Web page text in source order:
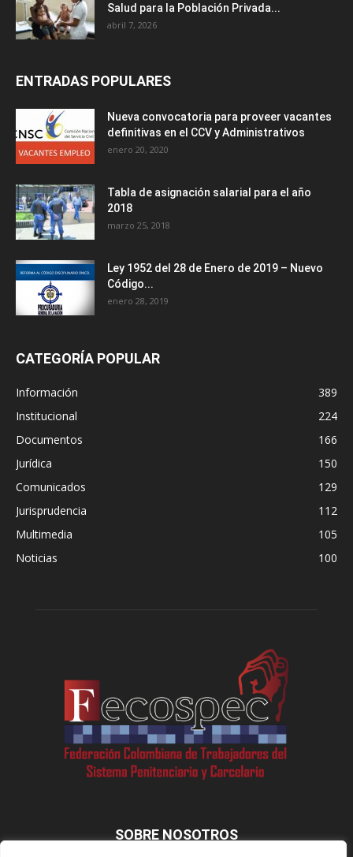
Salud para la Población Privada...
abril 7, 2026
ENTRADAS POPULARES
Nueva convocatoria para proveer vacantes
definitivas en el CCV y Administrativos
enero 20, 2020
Tabla de asignación salarial para el año
2018
marzo 25, 2018
Ley 1952 del 28 de Enero de 2019 – Nuevo
Código...
enero 28, 2019
CATEGORÍA POPULAR
Información
389
Institucional
224
Documentos
166
Jurídica
150
Comunicados
129
Jurisprudencia
112
Multimedia
105
Noticias
100
SOBRE NOSOTROS